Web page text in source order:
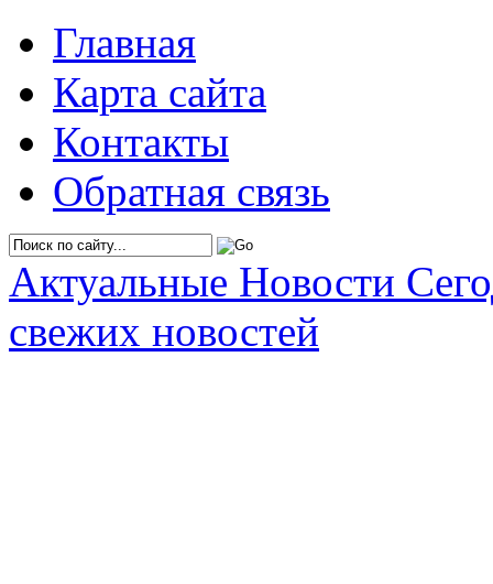
Главная
Карта сайта
Контакты
Обратная связь
Актуальные Новости
свежих новостей